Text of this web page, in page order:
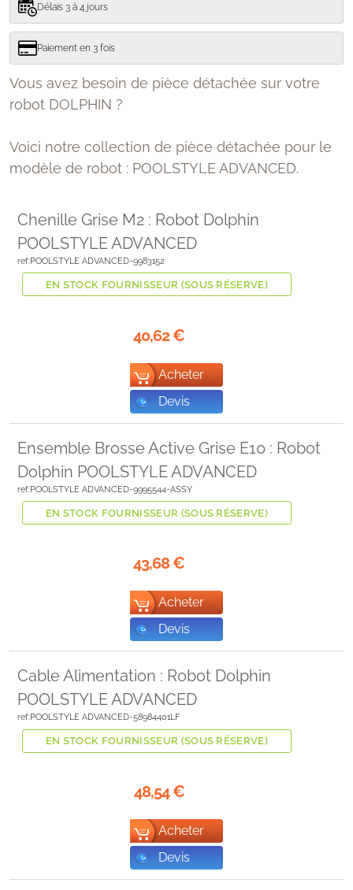
Délais 3 à 4 jours
Paiement en 3 fois
Vous avez besoin de pièce détachée sur votre
robot DOLPHIN ?
Voici notre collection de pièce détachée pour le
modèle de robot : POOLSTYLE ADVANCED.
Chenille Grise M2 : Robot Dolphin
POOLSTYLE ADVANCED
ref:POOLSTYLE ADVANCED-9983152
EN STOCK FOURNISSEUR (SOUS RÉSERVE)
40,62€
Acheter
Devis
Ensemble Brosse Active Grise E10 : Robot
Dolphin POOLSTYLE ADVANCED
ref:POOLSTYLE ADVANCED-9995544-ASSY
EN STOCK FOURNISSEUR (SOUS RÉSERVE)
43,68€
Acheter
Devis
Cable Alimentation : Robot Dolphin
POOLSTYLE ADVANCED
ref:POOLSTYLE ADVANCED-58984401LF
EN STOCK FOURNISSEUR (SOUS RÉSERVE)
48,54€
Acheter
Devis